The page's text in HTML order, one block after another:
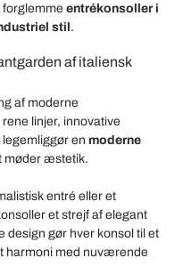
forglemme entrékonsoller i
stil .
af italiensk
af moderne
linjer, innovative
en moderne
møder æstetik.
entré eller et
et strejf af elegant
design gør hver konsol til et
harmoni med nuværende